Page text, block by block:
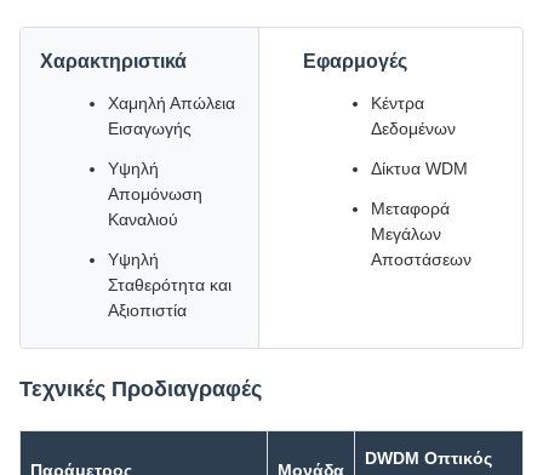
Χαρακτηριστικά
Χαμηλή Απώλεια
Εισαγωγής
Υψηλή
Απομόνωση
Καναλιού
Υψηλή
Σταθερότητα και
Αξιοπιστία
Εφαρμογές
Κέντρα
Δεδομένων
Δίκτυα WDM
Μεταφορά
Μεγάλων
Αποστάσεων
Τεχνικές Προδιαγραφές
Παράμετρος Μονάδα
DWDM Οπτικός